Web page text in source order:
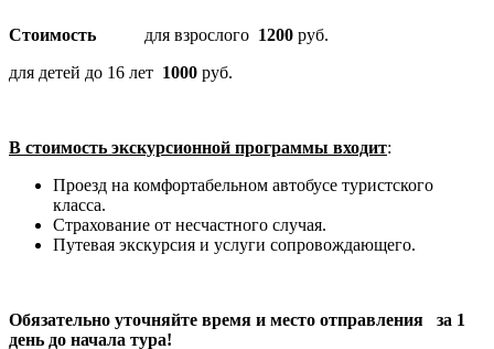
Стоимость для взрослого 1200 руб.
для детей до 16 лет 1000 руб.
В стоимость экскурсионной программы входит:
Проезд на комфортабельном автобусе туристского
класса.
Страхование от несчастного случая.
Путевая экскурсия и услуги сопровождающего.
Обязательно уточняйте время и место отправления за 1
день до начала тура!